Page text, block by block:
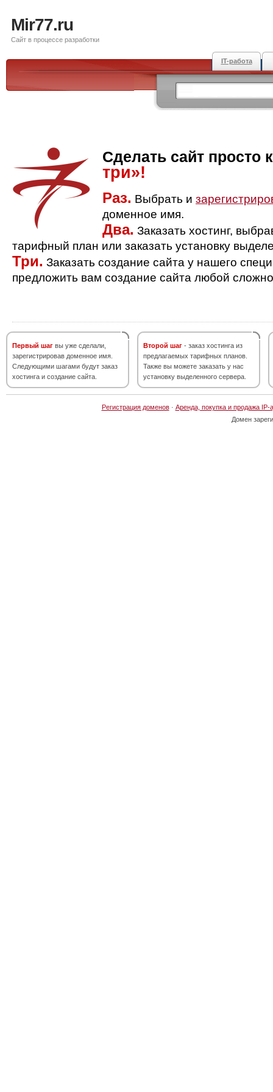
Mir77.ru
Сайт в процессе разработки
IT-работа
Сделать сайт просто
три»!
Раз. Выбрать и
доменное имя.
Два. Заказать хостинг,
тарифный план или заказать установку
Три. Заказать создание сайта у нашего
предложить вам создание сайта любой
Первый шаг вы уже сделали,
зарегистрировав доменное имя.
Следующими шагами будут заказ
хостинга и создание сайта.
Второй шаг - заказ хостинга из
предлагаемых тарифных планов.
Также вы можете заказать у нас
установку выделенного сервера.
Регистрация доменов· Аренда, покупка и продажа IP-
Домен